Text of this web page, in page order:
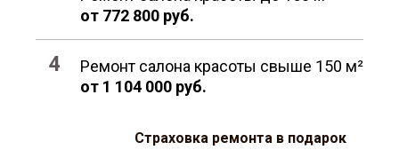
от 772 800 руб.
Ремонт салона красоты свыше 150 м²
от 1 104 000 руб.
Страховка ремонта в подарок